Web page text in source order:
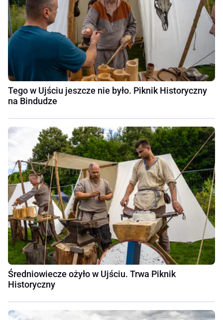
Tego w Ujściu jeszcze nie było. Piknik Historyczny
na Bindudze
Średniowiecze ożyło w Ujściu. Trwa Piknik
Historyczny